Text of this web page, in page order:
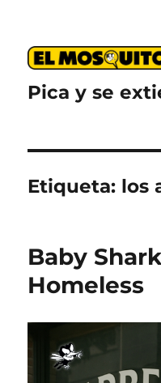
Pica y se
Etiqueta: los
Baby
Homeless